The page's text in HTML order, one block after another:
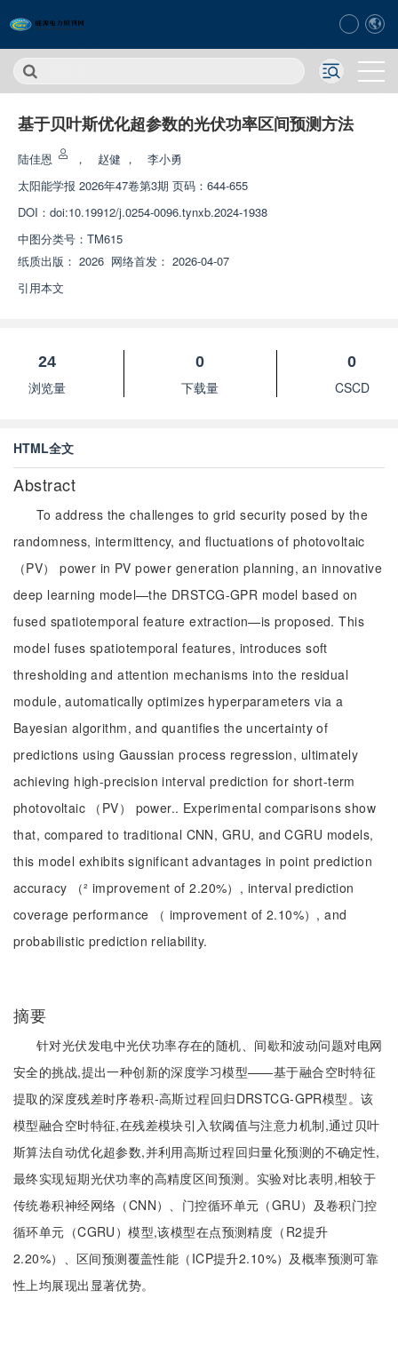
基于贝叶斯优化超参数的光伏功率区间预测方法
陆佳恩 ， 赵健 ，
李小勇
太阳能学报 2026年47卷第3期 页码：644-655
DOI： doi:10.19912/j.0254-0096.tynxb.2024-1938
中图分类号： TM615
纸质出版： 2026 网络首发： 2026-04-07
引用本文
24
浏览量
0
下载量
0
CSCD
HTML全文
Abstract
To address the challenges to grid security posed by the
randomness, intermittency, and fluctuations of photovoltaic
（PV） power in PV power generation planning, an innovative
deep learning model—the DRSTCG-GPR model based on
fused spatiotemporal feature extraction—is proposed. This
model fuses spatiotemporal features, introduces soft
thresholding and attention mechanisms into the residual
module, automatically optimizes hyperparameters via a
Bayesian algorithm, and quantifies the uncertainty of
predictions using Gaussian process regression, ultimately
achieving high-precision interval prediction for short-term
photovoltaic （PV） power.. Experimental comparisons show
that, compared to traditional CNN, GRU, and CGRU models,
this model exhibits significant advantages in point prediction
accuracy （² improvement of 2.20%）, interval prediction
coverage performance （ improvement of 2.10%）, and
probabilistic prediction reliability.
摘要
针对光伏发电中光伏功率存在的随机、间歇和波动问题对电网
安全的挑战,提出一种创新的深度学习模型——基于融合空时特征
提取的深度残差时序卷积-高斯过程回归DRSTCG-GPR模型。该
模型融合空时特征,在残差模块引入软阈值与注意力机制,通过贝叶
斯算法自动优化超参数,并利用高斯过程回归量化预测的不确定性,
最终实现短期光伏功率的高精度区间预测。实验对比表明,相较于
传统卷积神经网络（CNN）、门控循环单元（GRU）及卷积门控
循环单元（CGRU）模型,该模型在点预测精度（R2提升
2.20%）、区间预测覆盖性能（ICP提升2.10%）及概率预测可靠
性上均展现出显著优势。